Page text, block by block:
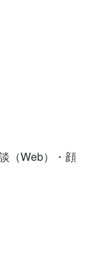
（Web）・顔